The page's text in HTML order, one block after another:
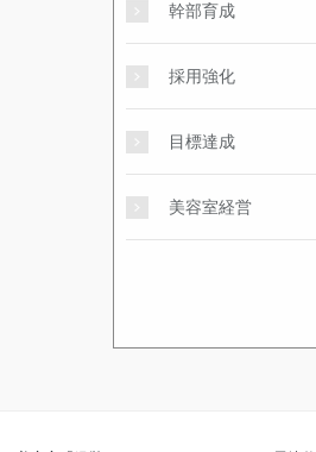
幹部育成
採用強化
目標達成
美容室経営